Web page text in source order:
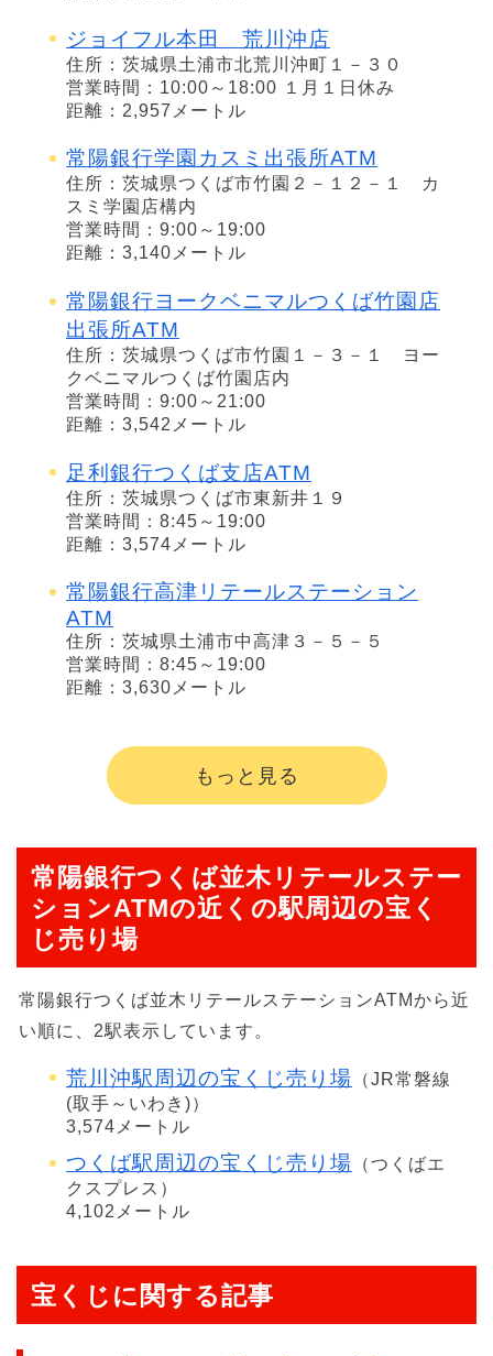
ジョイフル本田 荒川沖店
住所：茨城県土浦市北荒川沖町１－３０
営業時間：10:00～18:00 １月１日休み
距離：2,957メートル
常陽銀行学園カスミ出張所ATM
住所：茨城県つくば市竹園２－１２－１ カ
スミ学園店構内
営業時間：9:00～19:00
距離：3,140メートル
常陽銀行ヨークベニマルつくば竹園店
出張所ATM
住所：茨城県つくば市竹園１－３－１ ヨー
クベニマルつくば竹園店内
営業時間：9:00～21:00
距離：3,542メートル
足利銀行つくば支店ATM
住所：茨城県つくば市東新井１９
営業時間：8:45～19:00
距離：3,574メートル
常陽銀行高津リテールステーション
ATM
住所：茨城県土浦市中高津３－５－５
営業時間：8:45～19:00
距離：3,630メートル
もっと見る
常陽銀行つくば並木リテールステー
ションATMの近くの駅周辺の宝く
じ売り場
常陽銀行つくば並木リテールステーションATMから近
い順に、2駅表示しています。
荒川沖駅周辺の宝くじ売り場 （JR常磐線
(取手～いわき)）
3,574メートル
つくば駅周辺の宝くじ売り場 （つくばエ
クスプレス）
4,102メートル
宝くじに関する記事